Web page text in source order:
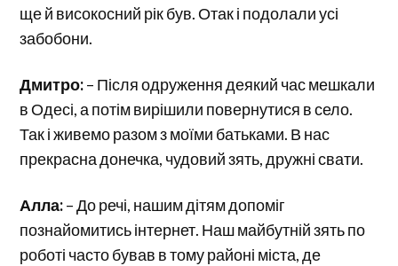
ще й високосний рік був. Отак і подолали усі
забобони.
Дмитро:– Після одруження деякий час мешкали
в Одесі, а потім вирішили повернутися в село.
Так і живемо разом з моїми батьками. В нас
прекрасна донечка, чудовий зять, дружні свати.
Алла:– До речі, нашим дітям допоміг
познайомитись інтернет. Наш майбутній зять по
роботі часто бував в тому районі міста, де